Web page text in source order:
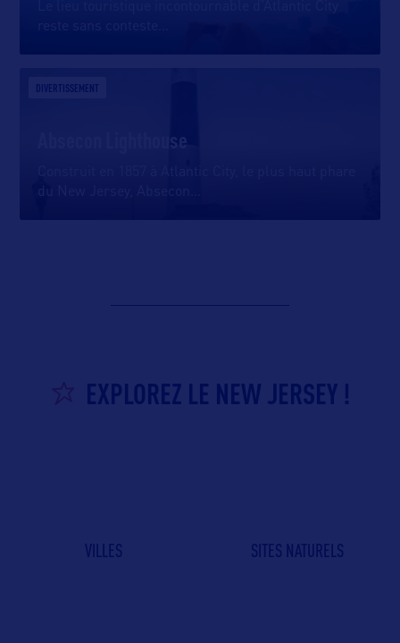
DIVERTISSEMENT
EXPLOREZ LE NEW JERSEY !
VILLES SITES NATURELS